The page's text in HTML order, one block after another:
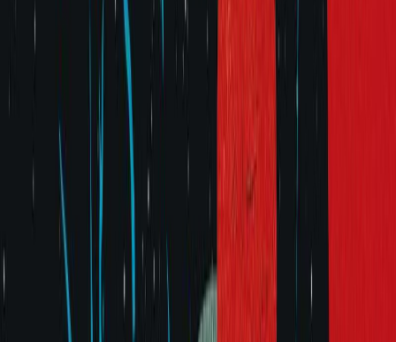
Πρώτα οι αποχαιρετισμοί και ύστερα το ψάρεμα των κορμιών από
το νερό, όλα στο ενδιάμεσο είναι εικασίες.